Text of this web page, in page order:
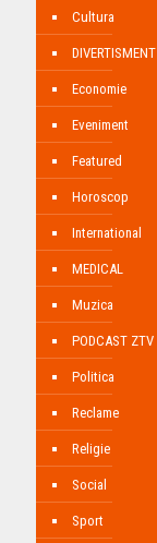
Cultura
DIVERTISMENT
Economie
Eveniment
Featured
Horoscop
International
MEDICAL
Muzica
PODCAST ZTV
Politica
Reclame
Religie
Social
Sport